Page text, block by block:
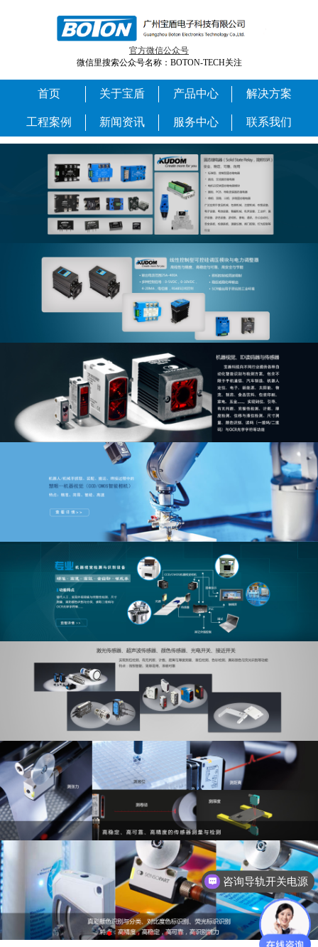
官方微信公众号
微信里搜索公众号名称：BOTON-TECH关注
首页 关于宝盾 产品中心 解决方案
工程案例 新闻资讯 服务中心 联系我们
咨询导轨开关电源